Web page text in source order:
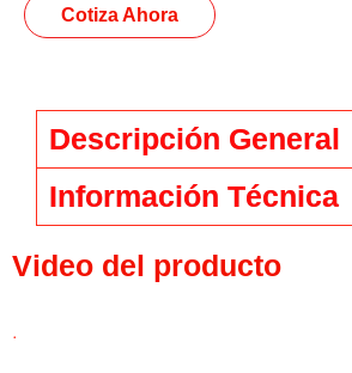
Cotiza Ahora
Descripción General
Información Técnica
Video del producto
.